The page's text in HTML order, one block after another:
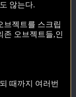
않는다.
브젝트를 스크립
존 오브젝트들,인
때까지 여러번